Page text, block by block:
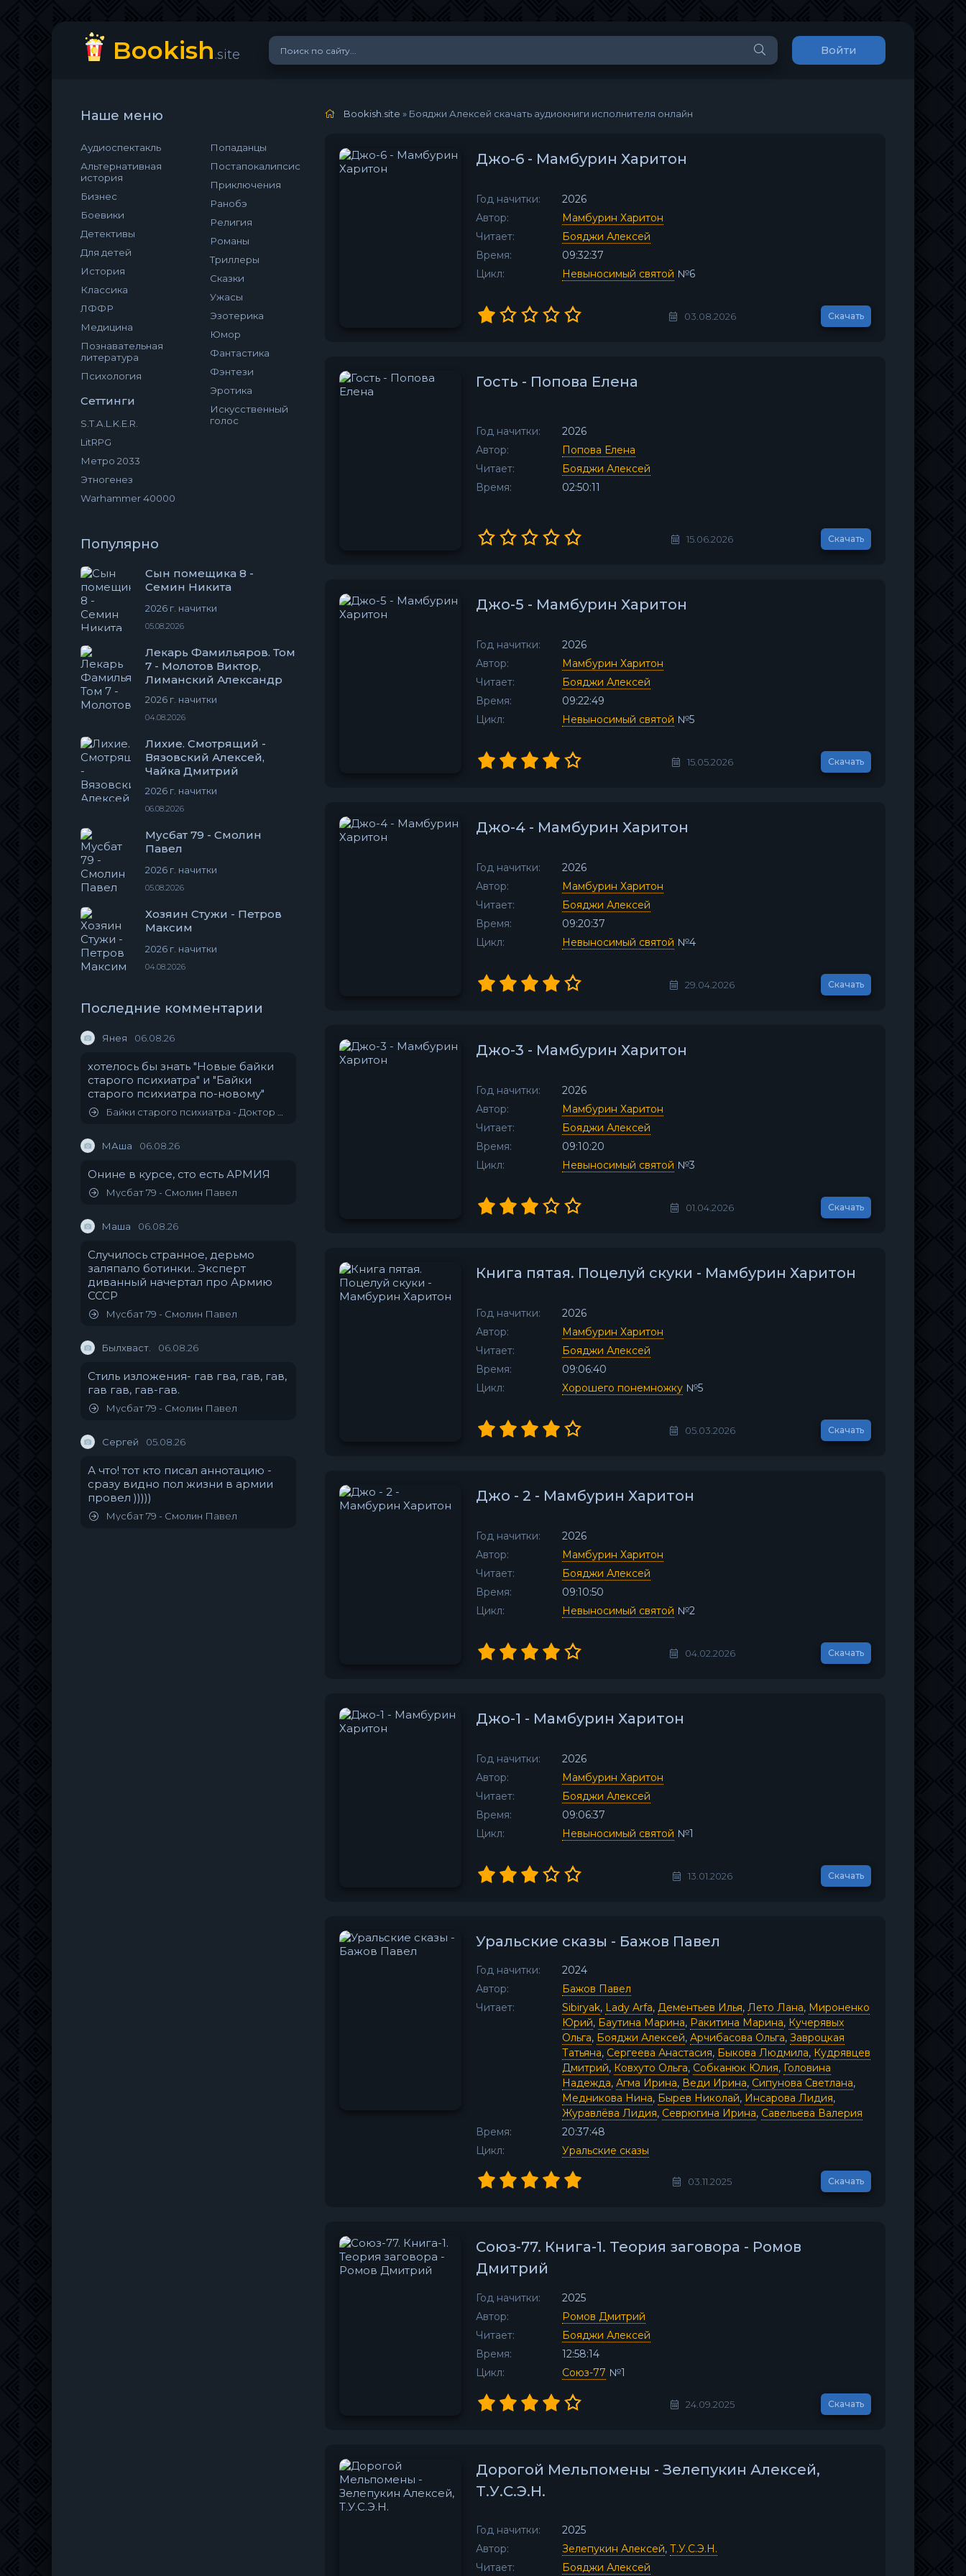
Bookish.site Войти
Наше меню
Аудиоспектакль
Альтернативная
история
Бизнес
Боевики
Детективы
Для детей
История
Классика
ЛФФР
Медицина
Познавательная
литература
Психология
Сеттинги
S.T.A.L.K.E.R.
LitRPG
Метро 2033
Этногенез
Warhammer 40000
Попаданцы
Постапокалипсис
Приключения
Ранобэ
Религия
Романы
Триллеры
Сказки
Ужасы
Эзотерика
Юмор
Фантастика
Фэнтези
Эротика
Искусственный
голос
Популярно
Сын помещика 8 -
Семин Никита
2026 г. начитки
05.08.2026
Лекарь Фамильяров. Том
7 - Молотов Виктор,
Лиманский Александр
2026 г. начитки
04.08.2026
Лихие. Смотрящий -
Вязовский Алексей,
Чайка Дмитрий
2026 г. начитки
06.08.2026
Мусбат 79 - Смолин
Павел
2026 г. начитки
05.08.2026
Хозяин Стужи - Петров
Максим
2026 г. начитки
04.08.2026
Последние комментарии
Янея 06.08.26
хотелось бы знать "Новые байки
старого психиатра" и "Байки
старого психиатра по-новому"
Байки старого психиатра - Доктор Иваныч
МАша 06.08.26
Онине в курсе, сто есть АРМИЯ
Мусбат 79 - Смолин Павел
Маша 06.08.26
Случилось странное, дерьмо
заляпало ботинки.. Эксперт
диванный начертал про Армию
СССР
Мусбат 79 - Смолин Павел
Былхваст. 06.08.26
Стиль изложения- гав гва, гав, гав,
гав гав, гав-гав.
Мусбат 79 - Смолин Павел
Сергей 05.08.26
А что! тот кто писал аннотацию -
сразу видно пол жизни в армии
провел )))))
Мусбат 79 - Смолин Павел
Bookish.site » Бояджи Алексей скачать аудиокниги исполнителя онлайн
Джо-6 - Мамбурин Харитон
Год начитки:
2026
Автор:
Мамбурин Харитон
Читает:
Бояджи Алексей
Время:
09:32:37
Цикл:
Невыносимый святой №6
03.08.2026 Скачать
Гость - Попова Елена
Год начитки:
2026
Автор:
Попова Елена
Читает:
Бояджи Алексей
Время:
02:50:11
15.06.2026 Скачать
Джо-5 - Мамбурин Харитон
Год начитки:
2026
Автор:
Мамбурин Харитон
Читает:
Бояджи Алексей
Время:
09:22:49
Цикл:
Невыносимый святой №5
15.05.2026 Скачать
Джо-4 - Мамбурин Харитон
Год начитки:
2026
Автор:
Мамбурин Харитон
Читает:
Бояджи Алексей
Время:
09:20:37
Цикл:
Невыносимый святой №4
29.04.2026 Скачать
Джо-3 - Мамбурин Харитон
Год начитки:
2026
Автор:
Мамбурин Харитон
Читает:
Бояджи Алексей
Время:
09:10:20
Цикл:
Невыносимый святой №3
01.04.2026 Скачать
Книга пятая. Поцелуй скуки - Мамбурин Харитон
Год начитки:
2026
Автор:
Мамбурин Харитон
Читает:
Бояджи Алексей
Время:
09:06:40
Цикл:
Хорошего понемножку №5
05.03.2026 Скачать
Джо - 2 - Мамбурин Харитон
Год начитки:
2026
Автор:
Мамбурин Харитон
Читает:
Бояджи Алексей
Время:
09:10:50
Цикл:
Невыносимый святой №2
04.02.2026 Скачать
Джо-1 - Мамбурин Харитон
Год начитки:
2026
Автор:
Мамбурин Харитон
Читает:
Бояджи Алексей
Время:
09:06:37
Цикл:
Невыносимый святой №1
13.01.2026 Скачать
Уральские сказы - Бажов Павел
Год начитки:
2024
Автор:
Бажов Павел
Читает:
Sibiryak, Lady Arfa, Дементьев Илья, Лето Лана, Мироненко
Юрий, Баутина Марина, Ракитина Марина, Кучерявых
Ольга, Бояджи Алексей, Арчибасова Ольга, Завроцкая
Татьяна, Сергеева Анастасия, Быкова Людмила, Кудрявцев
Дмитрий, Ковхуто Ольга, Собканюк Юлия, Головина
Надежда, Агма Ирина, Веди Ирина, Сипунова Светлана,
Медникова Нина, Бырев Николай, Инсарова Лидия,
Журавлёва Лидия, Севрюгина Ирина, Савельева Валерия
Время:
20:37:48
Цикл:
Уральские сказы
03.11.2025 Скачать
Союз-77. Книга-1. Теория заговора - Ромов
Дмитрий
Год начитки:
2025
Автор:
Ромов Дмитрий
Читает:
Бояджи Алексей
Время:
12:58:14
Цикл:
Союз-77 №1
24.09.2025 Скачать
Дорогой Мельпомены - Зелепукин Алексей,
Т.У.С.Э.Н.
Год начитки:
2025
Автор:
Зелепукин Алексей, Т.У.С.Э.Н.
Читает:
Бояджи Алексей